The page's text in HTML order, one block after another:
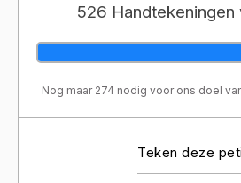
526 Handtekeningen
Nog maar 274 nodig voor ons doel
Teken deze